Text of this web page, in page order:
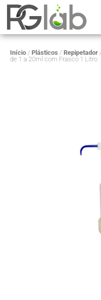
Início / Plásticos / Repipetador
de 1 a 20ml com Frasco 1 Litro